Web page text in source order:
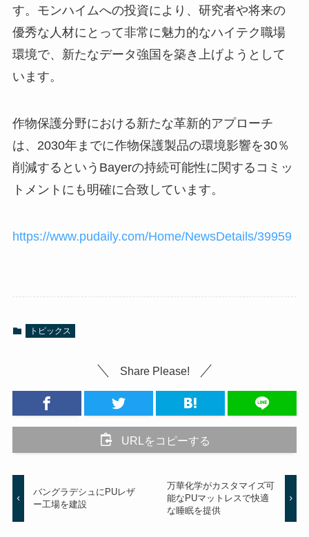
す。モンハイムへの投資により、研究者や将来の
優秀な人材にとって非常に魅力的なハイテク職場
環境で、新たなデータ強国を築き上げようとして
います。
作物保護分野における新たな革新的アプローチ
は、2030年までに作物保護製品の環境影響を30％
削減するというBayerの持続可能性に関するコミッ
トメントにも明確に合致しています。
https://www.pudaily.com/Home/NewsDetails/39959
トピックス
Share Please!
URLをコピーする
バングラデシュにPUレザ
ー工場を建設
万華化学がカスタマイズ可
能なPUマットレスで快適
な睡眠を提供